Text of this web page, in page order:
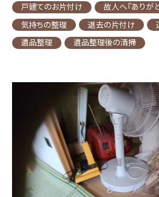
戸建てのお片付け
故人へ『ありが
気持ちの整理
退去の片付け
遺品整理
遺品整理後の清掃